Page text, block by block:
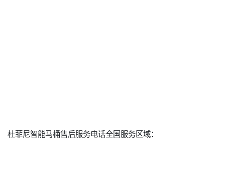
杜菲尼智能马桶售后服务电话全国服务区域：